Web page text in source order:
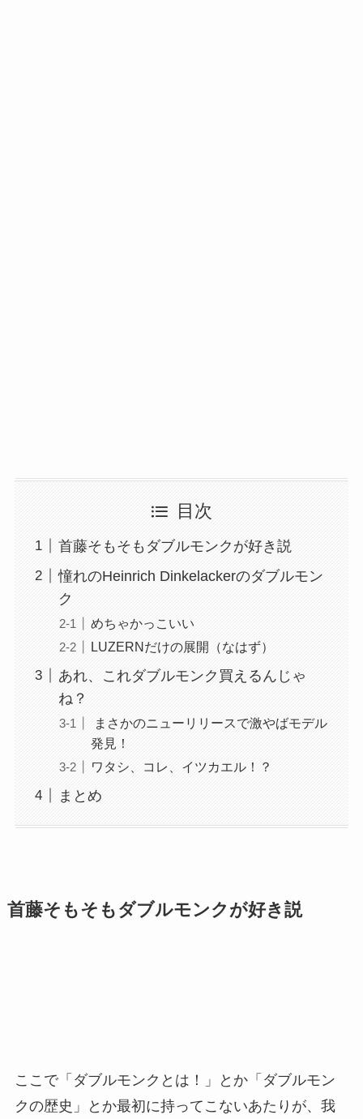
目次
首藤そもそもダブルモンクが好き説
憧れのHeinrich Dinkelackerのダブルモン
ク
めちゃかっこいい
LUZERNだけの展開（なはず）
あれ、これダブルモンク買えるんじゃ
ね？
まさかのニューリリースで激やばモデル
発見！
ワタシ、コレ、イツカエル！？
まとめ
首藤そもそもダブルモンクが好き説
ここで「ダブルモンクとは！」とか「ダブルモン
クの歴史」とか最初に持ってこないあたりが、我